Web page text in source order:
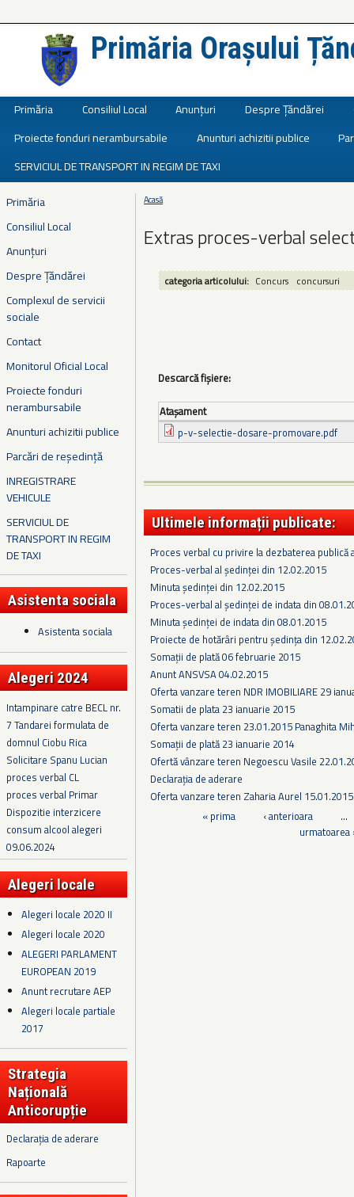
Primăria Orașului
Primăria Consiliul Local Anunțuri Despre Țăndărei
Proiecte fonduri nerambursabile
Anunturi achizitii publice
SERVICIUL DE TRANSPORT IN REGIM DE TAXI
Primăria
Consiliul Local
Anunțuri
Despre Țăndărei
Complexul de servicii
sociale
Contact
Monitorul Oficial Local
Proiecte fonduri
nerambursabile
Anunturi achizitii publice
Parcări de reședință
INREGISTRARE
VEHICULE
SERVICIUL DE
TRANSPORT IN REGIM
DE TAXI
Asistenta sociala
Asistenta sociala
Alegeri 2024
Intampinare catre BECL nr.
7 Tandarei formulata de
domnul Ciobu Rica
Solicitare Spanu Lucian
proces verbal CL
proces verbal Primar
Dispozitie interzicere
consum alcool alegeri
09.06.2024
Alegeri locale
Alegeri locale 2020 II
Alegeri locale 2020
ALEGERI PARLAMENT
EUROPEAN 2019
Anunt recrutare AEP
Alegeri locale partiale
2017
Strategia
Națională
Anticorupție
Declarația de aderare
Rapoarte
Eşti aici
Acasă
Extras proces-verbal
categoria articolului: Concurs concursuri
Descarcă fișiere:
Ataşament
p-v-selectie-dosare-promovare.pdf
Ultimele informații publicate:
Proces verbal cu privire la dezbaterea publică
Proces-verbal al ședinței din 12.02.2015
Minuta ședinței din 12.02.2015
Proces-verbal al ședinței de indata din
Minuta ședinței de indata din 08.01.2015
Proiecte de hotărâri pentru ședința din
Somaţii de plată 06 februarie 2015
Anunt ANSVSA 04.02.2015
Oferta vanzare teren NDR IMOBILIARE 29
Somatii de plata 23 ianuarie 2015
Oferta vanzare teren 23.01.2015 Panaghita
Somații de plată 23 ianuarie 2014
Ofertă vânzare teren Negoescu Vasile
Declarația de aderare
Oferta vanzare teren Zaharia Aurel 15.01.2015
« prima ‹ anterioara
…
urmatoarea